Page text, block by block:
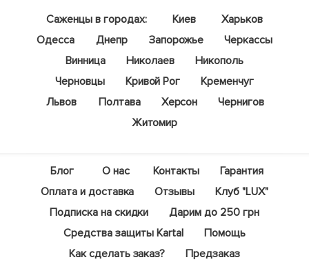
Саженцы в городах: Киев
Харьков
Одесса
Днепр Запорожье
Черкассы
Винница
Николаев
Никополь
Черновцы
Кривой Рог
Кременчуг
Львов
Полтава Херсон
Чернигов
Житомир
Блог О нас Контакты
Гарантия
Оплата и доставка
Отзывы
Клуб "LUX"
Подписка на скидки
Дарим до 250 грн
Средства защиты Kartal
Помощь
Как сделать заказ?
Предзаказ